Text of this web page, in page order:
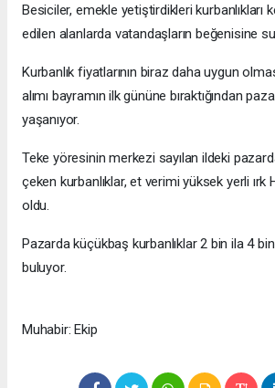
Besiciler, emekle yetiştirdikleri kurbanlıkları
edilen alanlarda vatandaşların beğenisine
Kurbanlık fiyatlarının biraz daha uygun
alımı bayramın ilk gününe bıraktığından
yaşanıyor.
Teke yöresinin merkezi sayılan ildeki
çeken kurbanlıklar, et verimi yüksek yerli ırk
oldu.
Pazarda küçükbaş kurbanlıklar 2 bin ila 4 bin
buluyor.
Muhabir: Ekip